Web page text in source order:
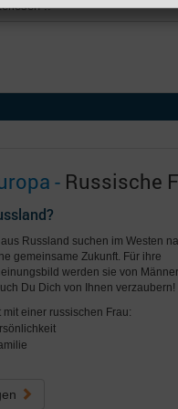
..
Deutschland
- Russische
Russland suchen im Westen
gemeinsame Zukunft. Für ihre
werden sie von
Du Dich von Ihnen verzaubern!
einer russischen Frau: